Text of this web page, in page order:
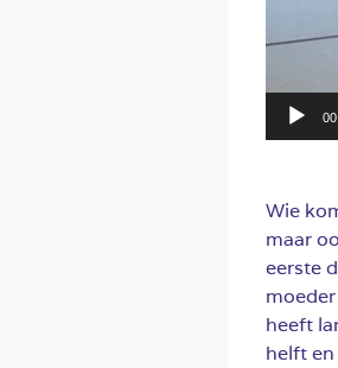
Wie
maar
eerste
heeft
helft